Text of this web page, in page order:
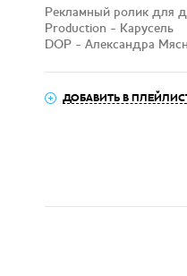
Рекламный ролик для
Production - Карусель
DOP - Александра
ДОБАВИТЬ В